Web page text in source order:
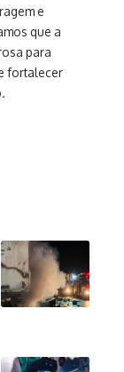
e
que a
para
fortalecer